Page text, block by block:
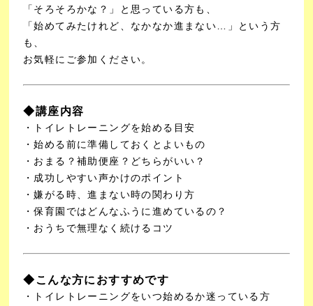
「そろそろかな？」と思っている方も、
「始めてみたけれど、なかなか進まない…」という方
も、
お気軽にご参加ください。
◆講座内容
・トイレトレーニングを始める目安
・始める前に準備しておくとよいもの
・おまる？補助便座？どちらがいい？
・成功しやすい声かけのポイント
・嫌がる時、進まない時の関わり方
・保育園ではどんなふうに進めているの？
・おうちで無理なく続けるコツ
◆こんな方におすすめです
・トイレトレーニングをいつ始めるか迷っている方